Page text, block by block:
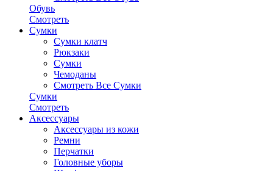
Обувь
Смотреть
Сумки
Сумки клатч
Рюкзаки
Сумки
Чемоданы
Смотреть Все Сумки
Сумки
Смотреть
Аксессуары
Аксессуары из кожи
Ремни
Перчатки
Головные уборы